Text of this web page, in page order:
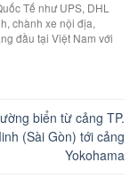
Tế như UPS, DHL
chành xe nội địa,
đầu tại Việt Nam với
biển từ cảng TP.
(Sài Gòn) tới cảng
Yokohama